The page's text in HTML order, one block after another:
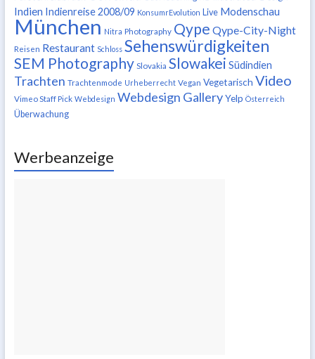
Indien Indienreise 2008/09 KonsumrEvolution Live Modenschau
München Nitra Photography Qype Qype-City-Night
Reisen Restaurant Schloss Sehenswürdigkeiten
SEM Photography Slovakia Slowakei Südindien
Trachten Trachtenmode Urheberrecht Vegan Vegetarisch Video
Vimeo Staff Pick Webdesign Webdesign Gallery Yelp Österreich
Überwachung
Werbeanzeige